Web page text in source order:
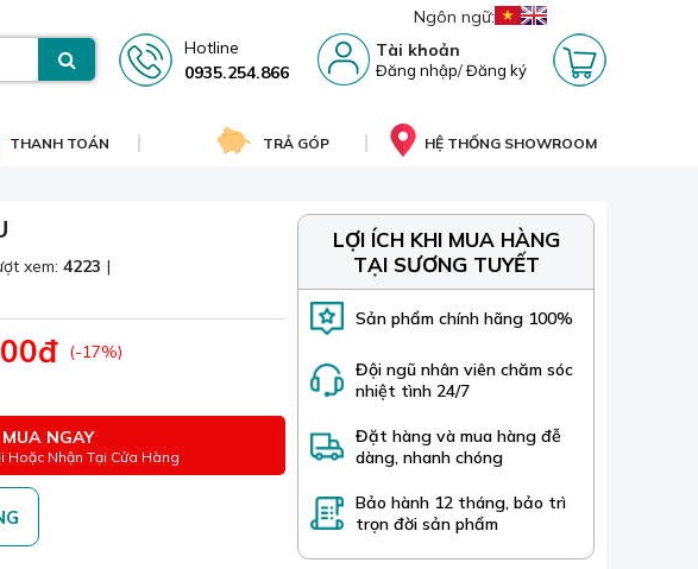
Ngôn ngữ:
Hotline
0935.254.866
Tài khoản
Đăng nhập/Đăng ký
THANH TOÁN TRẢ GÓP HỆ THỐNG SHOWROOM
xem: 4223 |
(-17%)
MUA NGAY
Hoặc Nhận Tại Cửa Hàng
LỢI ÍCH KHI MUA HÀNG
TẠI SƯƠNG TUYẾT
Sản phẩm chính hãng 100%
Đội ngũ nhân viên chăm sóc
nhiệt tình 24/7
Đặt hàng và mua hàng đễ
dàng, nhanh chóng
Bảo hành 12 tháng, bảo trì
trọn đời sản phẩm